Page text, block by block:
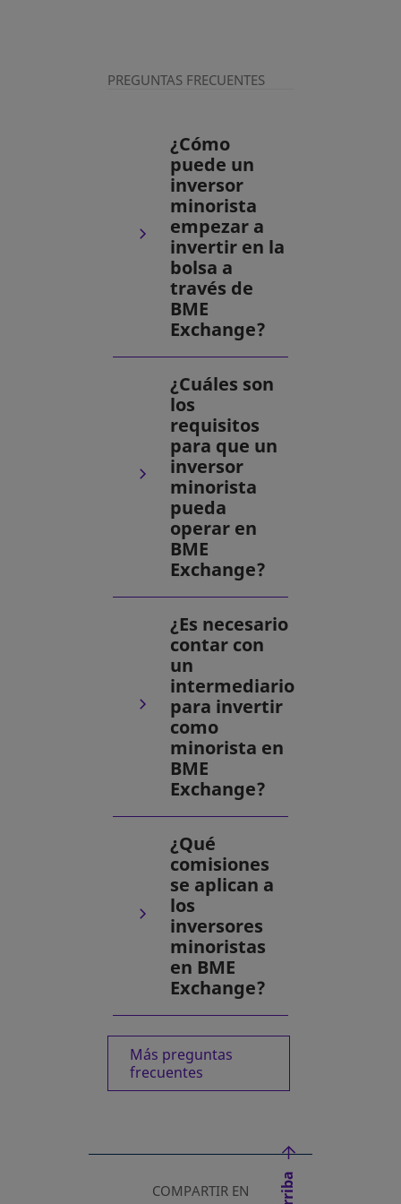
PREGUNTAS FRECUENTES
¿Cómo
puede un
inversor
minorista
empezar a
invertir en la
bolsa a
través de
BME
Exchange?
¿Cuáles son
los
requisitos
para que un
inversor
minorista
pueda
operar en
BME
Exchange?
¿Es necesario
contar con
un
intermediario
para invertir
como
minorista en
BME
Exchange?
¿Qué
comisiones
se aplican a
los
inversores
minoristas
en BME
Exchange?
Más preguntas
frecuentesse abre en una pestaña nueva
COMPARTIR EN